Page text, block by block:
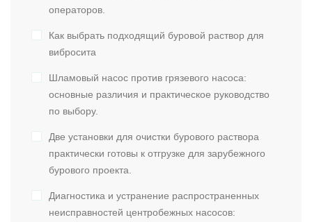
операторов.
Как выбрать подходящий буровой раствор для
вибросита
Шламовый насос против грязевого насоса:
основные различия и практическое руководство
по выбору.
Две установки для очистки бурового раствора
практически готовы к отгрузке для зарубежного
бурового проекта.
Диагностика и устранение распространенных
неисправностей центробежных насосов: